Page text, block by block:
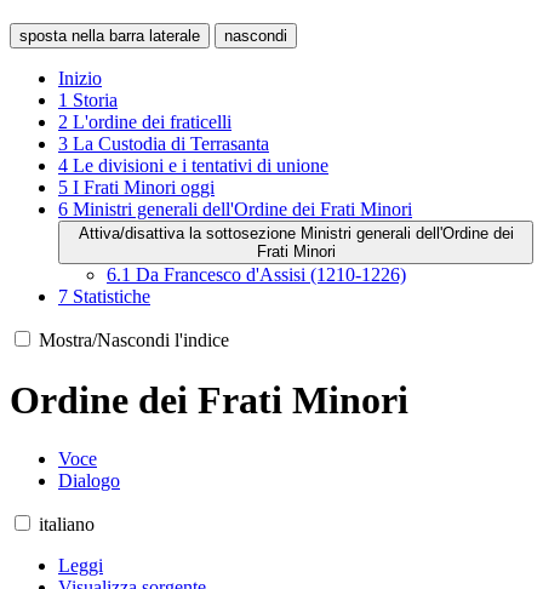
sposta nella barra laterale nascondi
Inizio
1 Storia
2 L'ordine dei fraticelli
3 La Custodia di Terrasanta
4 Le divisioni e i tentativi di unione
5 I Frati Minori oggi
6 Ministri generali dell'Ordine dei Frati Minori
Attiva/disattiva la sottosezione Ministri generali dell'Ordine dei
Frati Minori
6.1 Da Francesco d'Assisi (1210-1226)
7 Statistiche
Mostra/Nascondi l'indice
Ordine dei Frati Minori
Voce
Dialogo
italiano
Leggi